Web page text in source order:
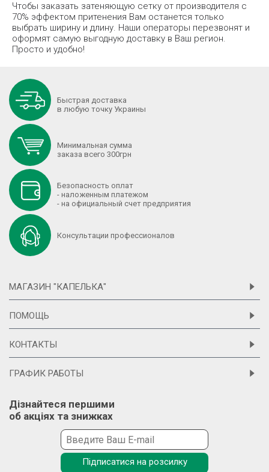
Чтобы заказать затеняющую сетку от производителя с
70% эффектом притенения Вам останется только
выбрать ширину и длину. Наши операторы перезвонят и
оформят самую выгодную доставку в Ваш регион.
Просто и удобно!
Быстрая доставка
в любую точку Украины
Минимальная сумма
заказа всего 300грн
Безопасность оплат
- наложенным платежом
- на официальный счет предприятия
Консультации профессионалов
МАГАЗИН "КАПЕЛЬКА"
ПОМОЩЬ
КОНТАКТЫ
ГРАФИК РАБОТЫ
Дізнайтеся першими
об акціях та знижках
Підписатися на розсилку